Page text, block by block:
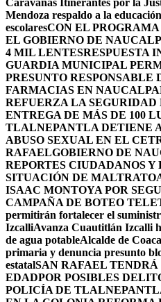
Caravanas Itinerantes por la
Mendoza respaldo a la
escolaresCON EL
EL GOBIERNO DE
4 MIL LENTESRESPUESTA
GUARDIA MUNICIPAL
PRESUNTO RESPONSABLE
FARMACIAS EN
REFUERZA LA
ENTREGA DE MÁS DE 100
TLALNEPANTLA DETIENE
ABUSO SEXUAL EN EL
RAFAELGOBIERNO DE
REPORTES CIUDADANOS Y
SITUACIÓN DE MALTRATO
ISAAC MONTOYA POR
CAMPAÑA DE BOTEO
permitirán fortalecer el
IzcalliAvanza Cuautitlán Izcalli
de agua potableAlcalde de
primaria y denuncia presunto
estatalSAN RAFAEL
EDADPOR POSIBLES
POLICÍA DE